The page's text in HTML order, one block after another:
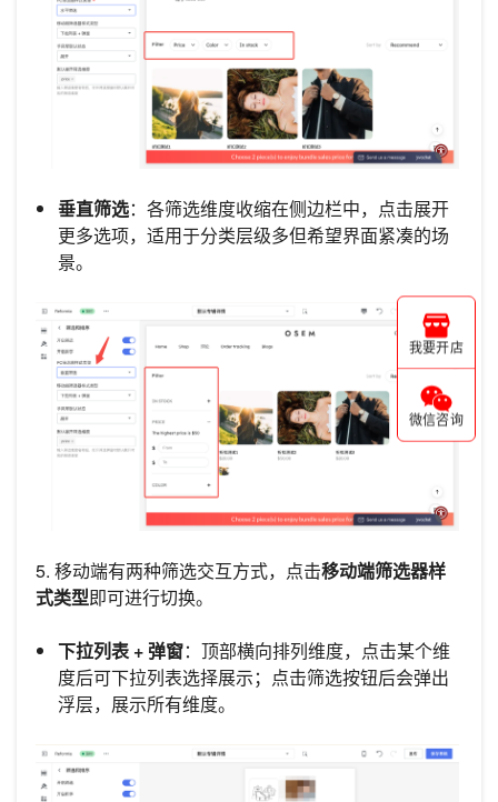
垂直筛选：各筛选维度收缩在侧边栏中，点击展开
更多选项，适用于分类层级多但希望界面紧凑的场
景。
5. 移动端有两种筛选交互方式，点击移动端筛选器样
式类型即可进行切换。
下拉列表 + 弹窗：顶部横向排列维度，点击某个维
度后可下拉列表选择展示；点击筛选按钮后会弹出
浮层，展示所有维度。
我要开店
微信咨询